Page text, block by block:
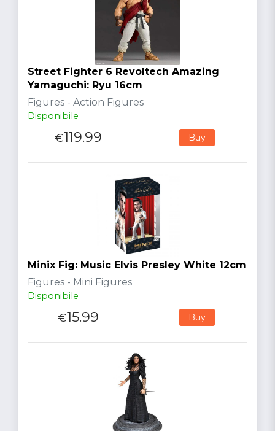
Street Fighter 6 Revoltech Amazing
Yamaguchi: Ryu 16cm
Figures - Action Figures
Disponibile
€119.99 Buy
Minix Fig: Music Elvis Presley White 12cm
Figures - Mini Figures
Disponibile
€15.99 Buy